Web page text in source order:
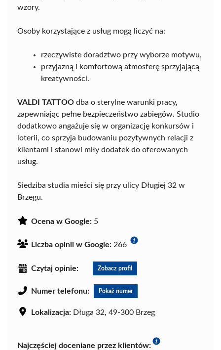
wzory.
Osoby korzystające z usług mogą liczyć na:
rzeczywiste doradztwo przy wyborze motywu,
przyjazną i komfortową atmosferę sprzyjającą
kreatywności.
VALDI TATTOO dba o sterylne warunki pracy,
zapewniając pełne bezpieczeństwo zabiegów. Studio
dodatkowo angażuje się w organizację konkursów i
loterii, co sprzyja budowaniu pozytywnych relacji z
klientami i stanowi miły dodatek do oferowanych
usług.
Siedziba studia mieści się przy ulicy Długiej 32 w
Brzegu.
Ocena w Google: 5
Liczba opinii w Google: 266
Czytaj opinie: Zobacz profil
Numer telefonu: Pokaż numer
Lokalizacja: Długa 32, 49-300 Brzeg
Najczęściej doceniane przez klientów: